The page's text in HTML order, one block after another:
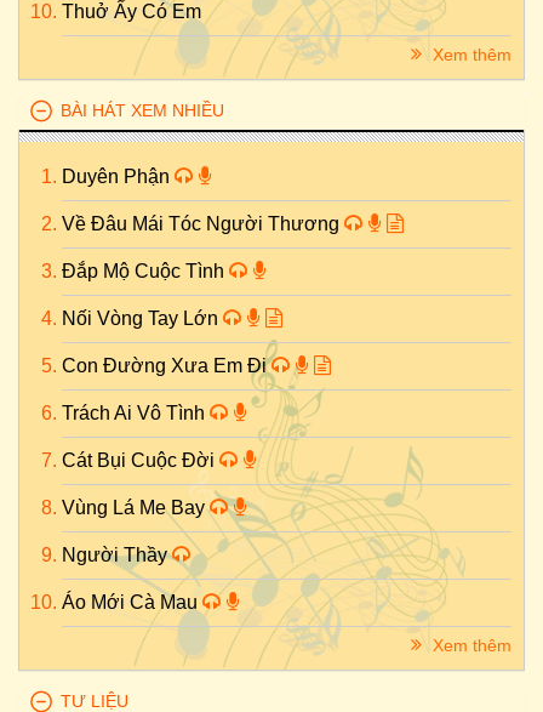
Thuở Ấy Có Em
Xem thêm
BÀI HÁT XEM NHIỀU
Duyên Phận
Về Đâu Mái Tóc Người Thương
Đắp Mộ Cuộc Tình
Nối Vòng Tay Lớn
Con Đường Xưa Em Đi
Trách Ai Vô Tình
Cát Bụi Cuộc Đời
Vùng Lá Me Bay
Người Thầy
Áo Mới Cà Mau
Xem thêm
TƯ LIỆU